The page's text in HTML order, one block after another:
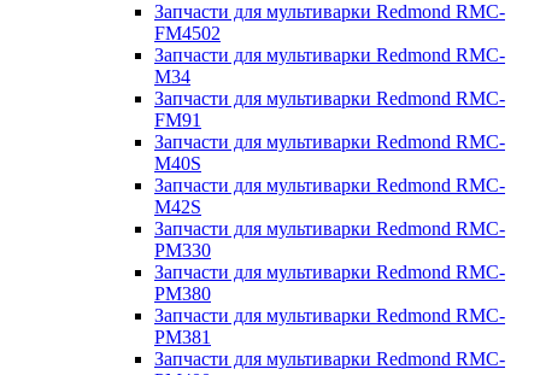
Запчасти для мультиварки Redmond RMC-
FM4502
Запчасти для мультиварки Redmond RMC-
M34
Запчасти для мультиварки Redmond RMC-
FM91
Запчасти для мультиварки Redmond RMC-
M40S
Запчасти для мультиварки Redmond RMC-
M42S
Запчасти для мультиварки Redmond RMC-
PM330
Запчасти для мультиварки Redmond RMC-
PM380
Запчасти для мультиварки Redmond RMC-
PM381
Запчасти для мультиварки Redmond RMC-